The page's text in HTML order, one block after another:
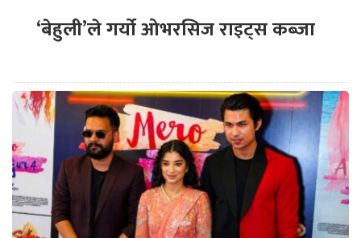
‘बेहुली’ले गर्यो ओभरसिज राइट्स कब्जा